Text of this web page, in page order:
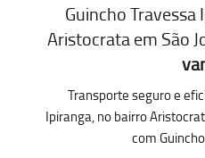
Guincho
Aristocrata em São
Transporte seguro e
Ipiranga, no bairro
com